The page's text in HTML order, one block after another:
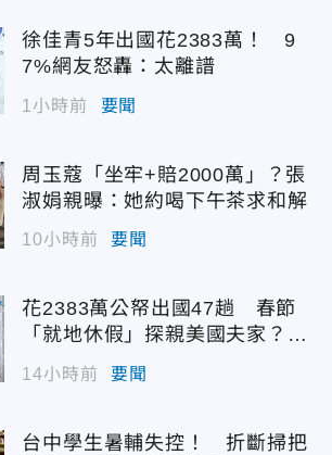
／徐巧芯臉書）
徐佳青5年出國花2383萬！ 9
7%網友怒轟：太離譜
1小時前 要聞
周玉蔻「坐牢+賠2000萬」？張
淑娟親曝：她約喝下午茶求和解
10小時前 要聞
花2383萬公帑出國47趟 春節
「就地休假」探親美國夫家？徐
佳青回應了
14小時前 要聞
台中學生暑輔失控！ 折斷掃把